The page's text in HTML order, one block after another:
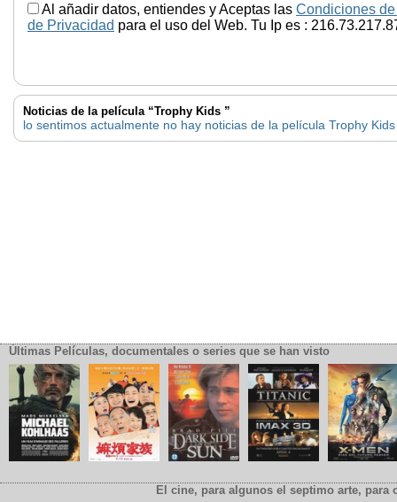
Al añadir datos, entiendes y Aceptas las Condiciones
de Privacidad para el uso del Web. Tu Ip es :
Noticias de la película “Trophy Kids ”
lo sentimos actualmente no hay noticias de la película Trophy Kids
Últimas Películas, documentales o series que se han visto
El cine, para algunos el septimo arte,